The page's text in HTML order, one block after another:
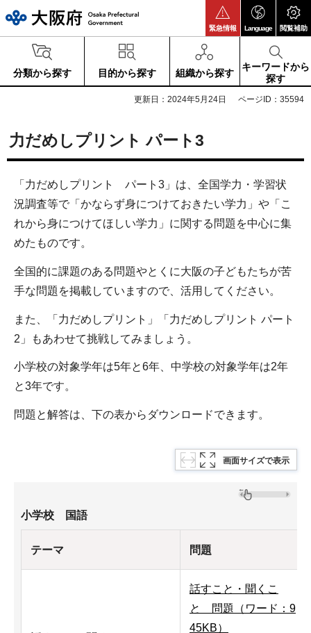
緊急情報 Language 閲覧補助
分類から探す 目的から探す 組織から探す
キーワードから
探す
更新日：2024年5月24日 ページID：35594
力だめしプリント パート3
「力だめしプリント パート3」は、全国学力・学習状
況調査等で「かならず身につけておきたい学力」や「こ
れから身につけてほしい学力」に関する問題を中心に集
めたものです。
全国的に課題のある問題やとくに大阪の子どもたちが苦
手な問題を掲載していますので、活用してください。
また、「力だめしプリント」「力だめしプリント パート
2」もあわせて挑戦してみましょう。
小学校の対象学年は5年と6年、中学校の対象学年は2年
と3年です。
問題と解答は、下の表からダウンロードできます。
画面サイズで表示
小学校 国語
テーマ 問題
話すこと・聞くこ
と 問題（ワード：9
45KB）